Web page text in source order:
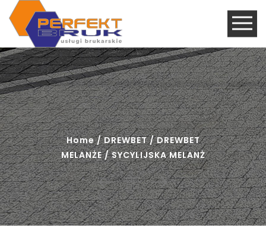
Home/DREWBET/DREWBET
MELANŻE/ SYCYLIJSKA MELANŻ